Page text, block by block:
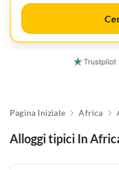
Pagina Iniziale Africa
Alloggi tipici In